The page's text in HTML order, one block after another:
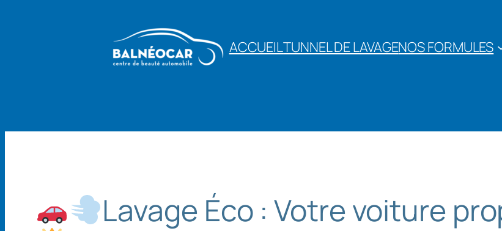
ACCUEILTUNNEL DE LAVAGENOS FORMULES
Lavage Éco : Votre voiture